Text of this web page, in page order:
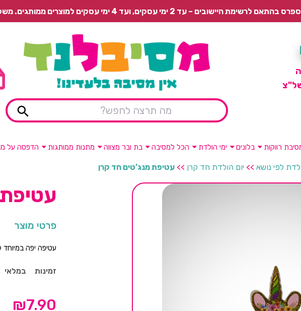
עד 2 ימי עסקים, ועד 4 ימי עסקים למוצרים ממותגים. משלוח רגיל בתשלום או איסוף עצמי חינם.
רווקות בלונים ימי הולדת הכל למסיבה בת ובר מצווה מתנות ממותגות הדפסה על
לפי נושא >> יום הולדת חד קרן >> עטיפת מנג’טים חד קרן
פרטי מוצר
עטיפה יפה
זמינות במלאי
₪7.90